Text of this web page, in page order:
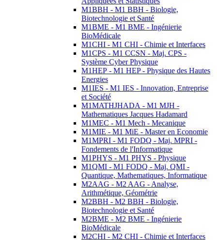
M1BBH - M1 BBH - Biologie,
Biotechnologie et Santé
M1BME - M1 BME - Ingénierie
BioMédicale
M1CHI - M1 CHI - Chimie et Interfaces
M1CPS - M1 CCSN - Maj. CPS -
Système Cyber Physique
M1HEP - M1 HEP - Physique des Hautes
Energies
M1IES - M1 IES - Innovation, Entreprise
et Société
M1MATHJHADA - M1 MJH -
Mathematiques Jacques Hadamard
M1MEC - M1 Mech - Mecanique
M1MIE - M1 MiE - Master en Economie
M1MPRI - M1 FODQ - Maj. MPRI -
Fondements de l'Informatique
M1PHYS - M1 PHYS - Physique
M1QMI - M1 FODQ - Maj. QMI -
Quantique, Mathematiques, Informatique
M2AAG - M2 AAG - Analyse,
Arithmétique, Géométrie
M2BBH - M2 BBH - Biologie,
Biotechnologie et Santé
M2BME - M2 BME - Ingénierie
BioMédicale
M2CHI - M2 CHI - Chimie et Interfaces